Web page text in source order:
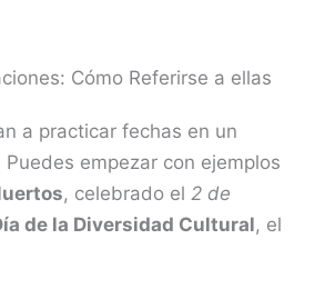
Cómo Referirse a ellas
a practicar fechas en un
empezar con ejemplos
, celebrado el2 de
de la Diversidad Cultural, el